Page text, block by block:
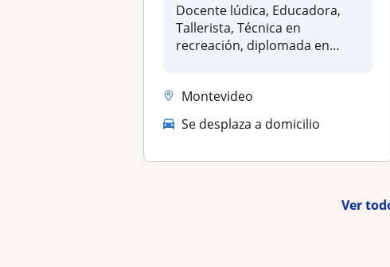
Docente lúdica, Educadora,
Tallerista, Técnica en
recreación, diplomada en
Montevideo
Se desplaza a domicilio
Ver